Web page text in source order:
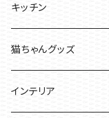
紙モノ
雑貨
ポーチ・バッグ
きんちゃく袋
ジュエリー
キッチン
マグカップ
ステンレスボトル
猫ちゃんグッズ
インテリア